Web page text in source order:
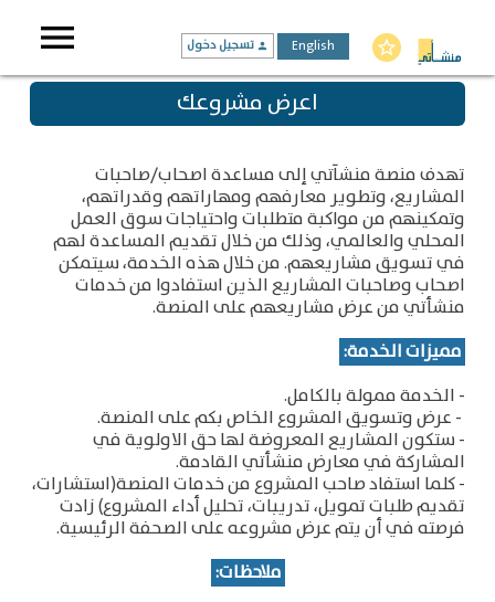
menu star_border
English
person تسجيل دخول
اعرض مشروعك
تهدف منصة منشآتي إلى مساعدة اصحاب/صاحبات
المشاريع، وتطوير معارفهم ومهاراتهم وقدراتهم،
وتمكينهم من مواكبة متطلبات واحتياجات سوق العمل
المحلي والعالمي، وذلك من خلال تقديم المساعدة لهم
في تسويق مشاريعهم.من خلال هذه الخدمة، سيتمكن
اصحاب وصاحبات المشاريع الذين استفادوا من خدمات
منشأتي من عرض مشاريعهم على المنصة.
مميزات الخدمة:
- الخدمة ممولة بالكامل.
- عرض وتسويق المشروع الخاص بكم على المنصة.
- ستكون المشاريع المعروضة لها حق الاولوية في
المشاركة في معارض منشأتي القادمة.
- كلما استفاد صاحب المشروع من خدمات المنصة(استشارات،
تقديم طلبات تمويل، تدريبات، تحليل أداء المشروع) زادت
فرصته في أن يتم عرض مشروعه على الصحفة الرئيسية.
ملاحظات: